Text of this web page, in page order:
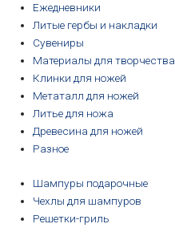
Ежедневники
Литые гербы и накладки
Сувениры
Материалы для творчества
Клинки для ножей
Метаталл для ножей
Литье для ножа
Древесина для ножей
Разное
Шампуры подарочные
Чехлы для шампуров
Решетки-гриль